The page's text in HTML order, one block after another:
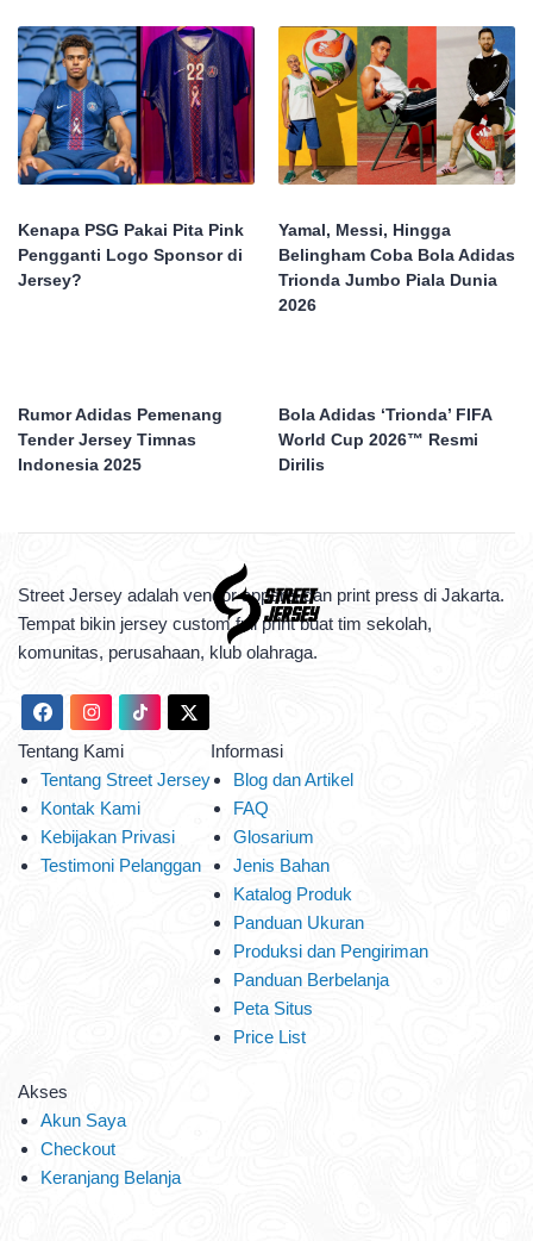
Kenapa PSG Pakai Pita Pink
Pengganti Logo Sponsor di
Jersey?
Yamal, Messi, Hingga
Belingham Coba Bola Adidas
Trionda Jumbo Piala Dunia
2026
Rumor Adidas Pemenang
Tender Jersey Timnas
Indonesia 2025
Bola Adidas ‘Trionda’ FIFA
World Cup 2026™ Resmi
Dirilis
Street Jersey adalah vendor apparel dan print press di Jakarta.
Tempat bikin jersey custom full print buat tim sekolah,
komunitas, perusahaan, klub olahraga.
Tentang Kami
Tentang Street Jersey
Kontak Kami
Kebijakan Privasi
Testimoni Pelanggan
Informasi
Blog dan Artikel
FAQ
Glosarium
Jenis Bahan
Katalog Produk
Panduan Ukuran
Produksi dan Pengiriman
Panduan Berbelanja
Peta Situs
Price List
Akses
Akun Saya
Checkout
Keranjang Belanja